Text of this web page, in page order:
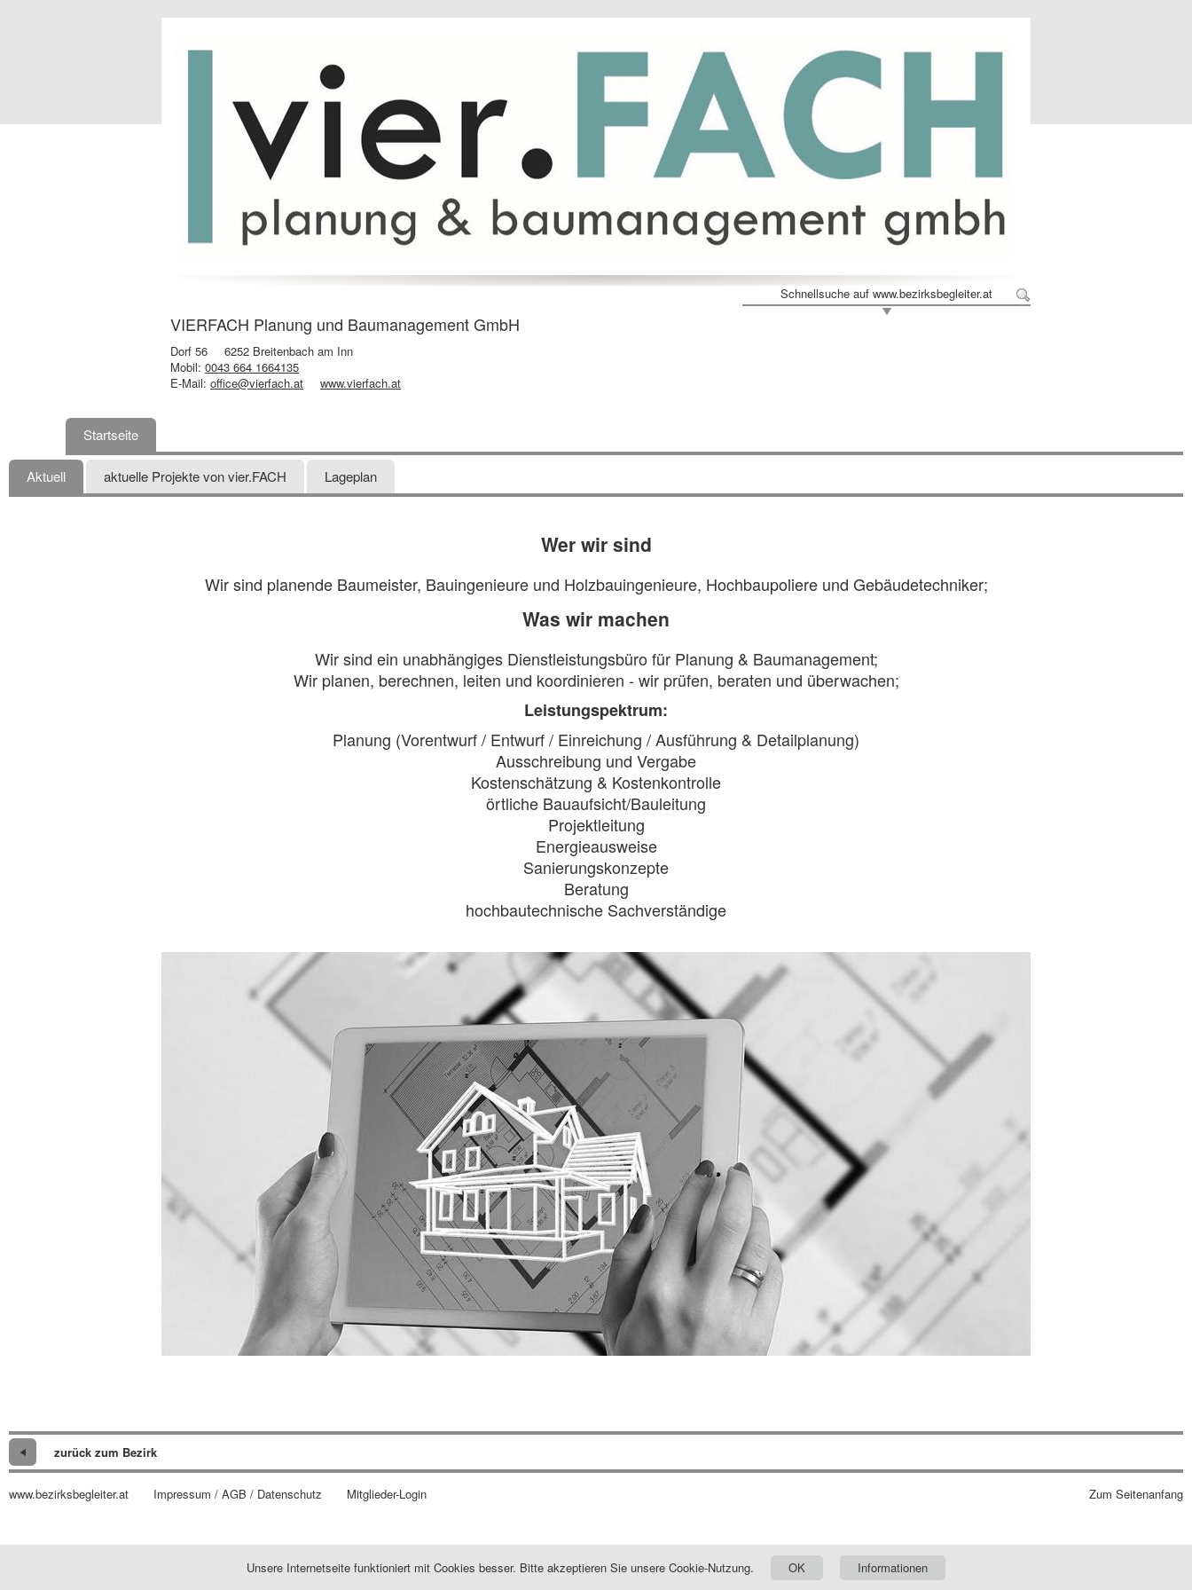
Schnellsuche auf www.bezirksbegleiter.at
VIERFACH Planung und Baumanagement GmbH
Dorf 56
6252 Breitenbach am Inn
Mobil: 0043 664 1664135
E-Mail: office@vierfach.at www.vierfach.at
Startseite
Aktuell aktuelle Projekte von vier.FACH Lageplan
Wer wir sind
Wir sind planende Baumeister, Bauingenieure und Holzbauingenieure, Hochbaupoliere und Gebäudetechniker;
Was wir machen
Wir sind ein unabhängiges Dienstleistungsbüro für Planung & Baumanagement;
Wir planen, berechnen, leiten und koordinieren - wir prüfen, beraten und überwachen;
Leistungspektrum:
Planung (Vorentwurf / Entwurf / Einreichung / Ausführung & Detailplanung)
Ausschreibung und Vergabe
Kostenschätzung & Kostenkontrolle
örtliche Bauaufsicht/Bauleitung
Projektleitung
Energieausweise
Sanierungskonzepte
Beratung
hochbautechnische Sachverständige
zurück zum Bezirk
www.bezirksbegleiter.at Impressum / AGB / Datenschutz Mitglieder-Login Zum Seitenanfang
Unsere Internetseite funktioniert mit Cookies besser. Bitte akzeptieren Sie unsere Cookie-Nutzung. OK Informationen